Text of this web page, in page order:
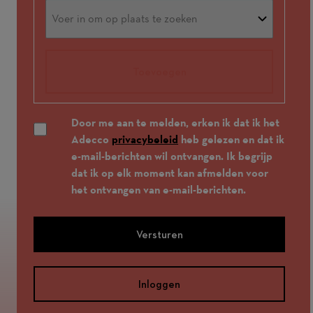
Door me aan te melden, erken ik dat ik het
Adecco privacybeleid heb gelezen en dat ik
e-mail-berichten wil ontvangen. Ik begrijp
dat ik op elk moment kan afmelden voor
het ontvangen van e-mail-berichten.
Versturen
Inloggen